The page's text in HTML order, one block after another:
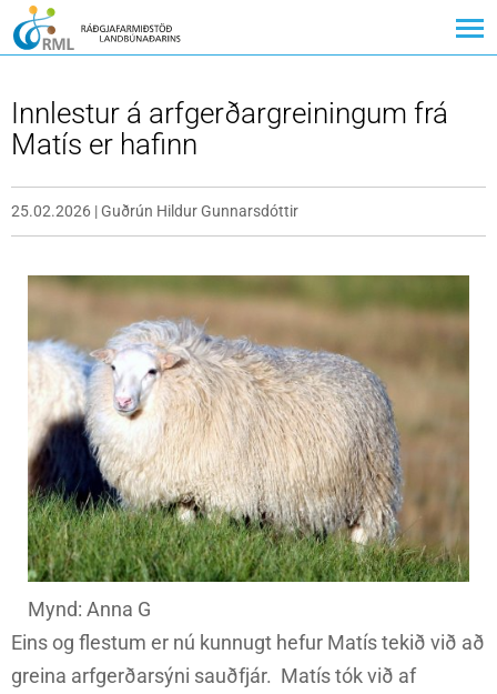
Innlestur á arfgerðargreiningum frá
Matís er hafinn
25.02.2026 |Guðrún Hildur Gunnarsdóttir
Mynd: Anna G
Eins og flestum er nú kunnugt hefur Matís tekið við að
greina arfgerðarsýni sauðfjár. Matís tók við af